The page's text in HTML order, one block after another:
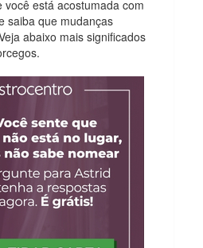
você está acostumada com
saiba que mudanças
abaixo mais significados